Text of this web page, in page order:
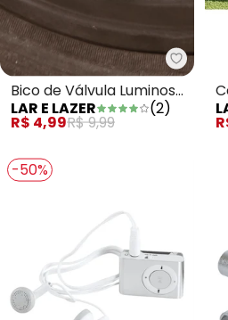
Lar e
Bico de Válvula Luminoso
Sortido
LAR E LAZER (2)
R$ 4,99R$ 9,99
-50%